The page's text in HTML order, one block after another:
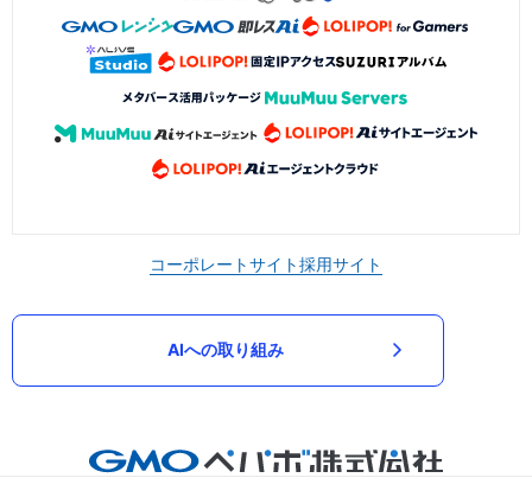
コーポレートサイト採用サイト
AIへの取り組み